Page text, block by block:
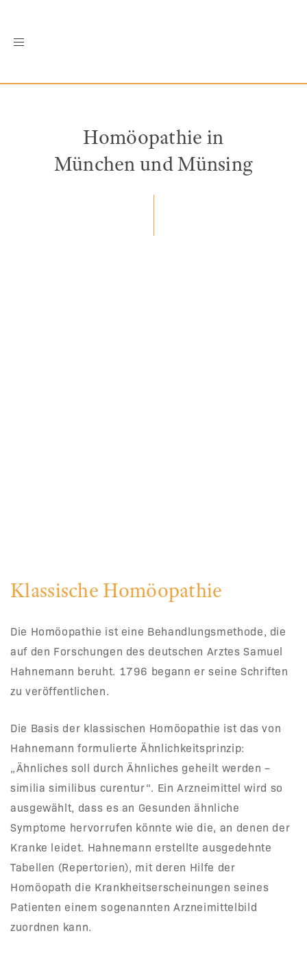
Toggle
Homöopathie in
München und Münsing
Klassische Homöopathie
Die Homöopathie ist eine Behandlungsmethode, die
auf den Forschungen des deutschen Arztes Samuel
Hahnemann beruht. 1796 begann er seine Schriften
zu veröffentlichen.
Die Basis der klassischen Homöopathie ist das von
Hahnemann formulierte Ähnlichkeitsprinzip:
„Ähnliches soll durch Ähnliches geheilt werden –
similia similibus curentur“. Ein Arzneimittel wird so
ausgewählt, dass es an Gesunden ähnliche
Symptome hervorrufen könnte wie die, an denen der
Kranke leidet. Hahnemann erstellte ausgedehnte
Tabellen (Repertorien), mit deren Hilfe der
Homöopath die Krankheitserscheinungen seines
Patienten einem sogenannten Arzneimittelbild
zuordnen kann.